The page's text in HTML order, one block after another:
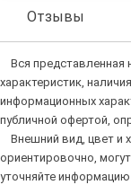
Отзывы
Вся представленная
характеристик,
информационных
публичной офертой,
Внешний вид, цвет и
ориентировочно,
уточняйте